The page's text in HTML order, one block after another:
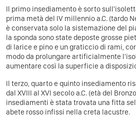
Il primo insediamento è sorto
prima metà del IV millennio a.C. (tardo
è conservata solo la sistemazione del
la sponda sono state deposte grosse
di larice e pino e un graticcio di rami,
modo da prolungare artificialmente
aumentare così la superficie a
Il terzo, quarto e quinto insediamento
dal XVIII al XVI secolo a.C. (età del
insediamenti è stata trovata una fitta
abete rosso infissi nella creta lacustre.